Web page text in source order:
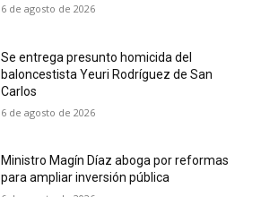
6 de agosto de 2026
Se entrega presunto homicida del
baloncestista Yeuri Rodríguez de San
Carlos
6 de agosto de 2026
Ministro Magín Díaz aboga por reformas
para ampliar inversión pública